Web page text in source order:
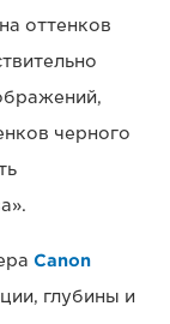
оттенков
черного
Canon
глубины и